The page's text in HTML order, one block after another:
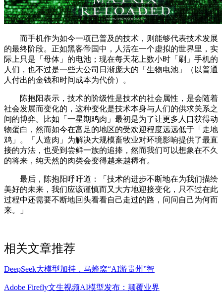
而手机作为如今一项已普及的技术，则能够代表技术发展
的最终阶段。正如黑客帝国中，人活在一个虚拟的世界里，实
际上只是「母体」的电池；现在每天花上数小时「刷」手机的
人们，也不过是一些大公司日渐庞大的「生物电池」（以普通
人付出的金钱和时间成本为代价）。
陈抱阳表示，技术的阶级性是技术的社会属性，是会随着
社会发展而变化的，这种变化是技术本身与人们的供求关系之
间的博弈。比如「一星期鸡肉」最初是为了让更多人口获得动
物蛋白，然而如今在富足的地区的受欢迎程度远远低于「走地
鸡」。「人造肉」为解决大规模畜牧业对环境影响提供了最直
接的方法，也受到尝鲜一族的追捧，然而我们可以想象在不久
的将来，纯天然的肉类会变得越来越稀有。
最后，陈抱阳呼吁道：「技术的进步不断地在为我们描绘
美好的未来，我们应该谨慎而又大方地迎接变化，只不过在此
过程中还需要不断地回头看看自己走过的路，问问自己为何而
来。」
相关文章推荐
DeepSeek大模型加持，马蜂窝“AI游贵州”智
Adobe Firefly文生视频AI模型发布：颠覆业界